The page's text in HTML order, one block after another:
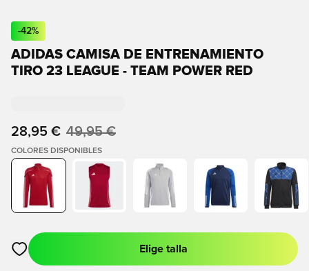
-42%
ADIDAS CAMISA DE ENTRENAMIENTO
TIRO 23 LEAGUE - TEAM POWER RED
28,95 € 49,95 €
COLORES DISPONIBLES
Abre un modal para iniciar sesión o registrarse como miembro
Elige talla